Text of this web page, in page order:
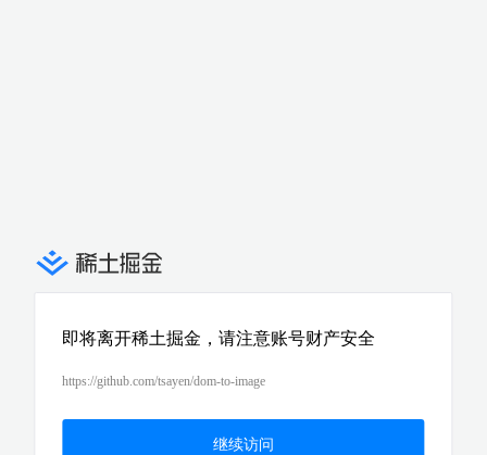
即将离开稀土掘金，请注意账号财产安全
https://github.com/tsayen/dom-to-image
继续访问